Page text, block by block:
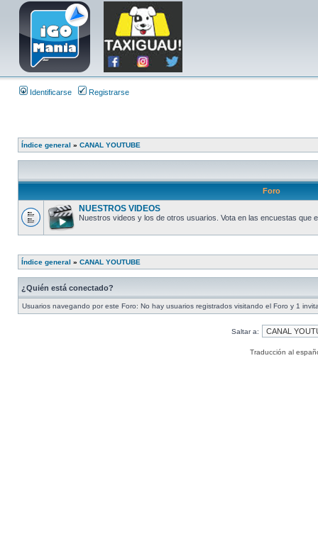
Identificarse Registrarse
Índice general » CANAL YOUTUBE
Foro
NUESTROS VIDEOS
Nuestros videos y los de otros usuarios. Vota en las encuestas que
Índice general » CANAL YOUTUBE
¿Quién está conectado?
Usuarios navegando por este Foro: No hay usuarios registrados visitando el Foro y 1
Saltar a:
Traducción al